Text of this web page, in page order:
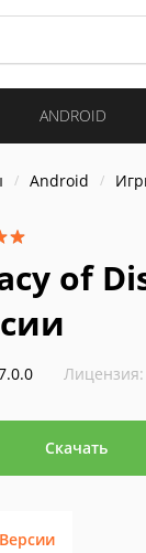
ANDROID
Android
of
Лицензия:
Скачать
Версии